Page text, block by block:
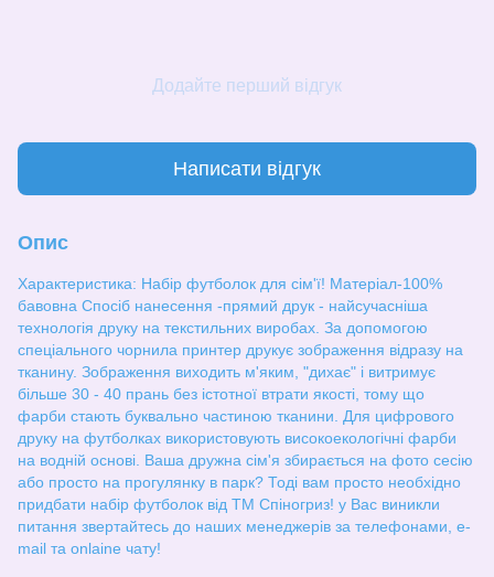
Додайте перший відгук
Написати відгук
Опис
Характеристика: Набір футболок для сім'ї! Матеріал-100%
бавовна Спосіб нанесення -прямий друк - найсучасніша
технологія друку на текстильних виробах. За допомогою
спеціального чорнила принтер друкує зображення відразу на
тканину. Зображення виходить м'яким, "дихає" і витримує
більше 30 - 40 прань без істотної втрати якості, тому що
фарби стають буквально частиною тканини. Для цифрового
друку на футболках використовують високоекологічні фарби
на водній основі. Ваша дружна сім'я збирається на фото сесію
або просто на прогулянку в парк? Тоді вам просто необхідно
придбати набір футболок від ТМ Спіногриз! у Вас виникли
питання звертайтесь до наших менеджерів за телефонами, e-
mail та onlaine чату!